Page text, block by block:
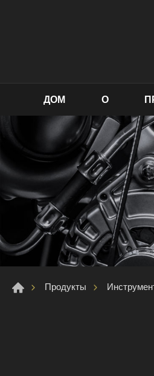
ДОМ О
Продукты